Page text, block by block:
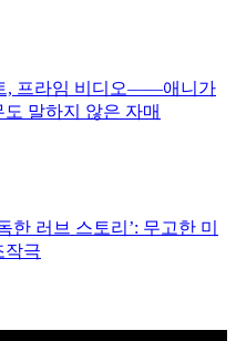
, 프라임 비디오――애니가
말하지 않은 자매
한 러브 스토리’: 무고한 미
작극